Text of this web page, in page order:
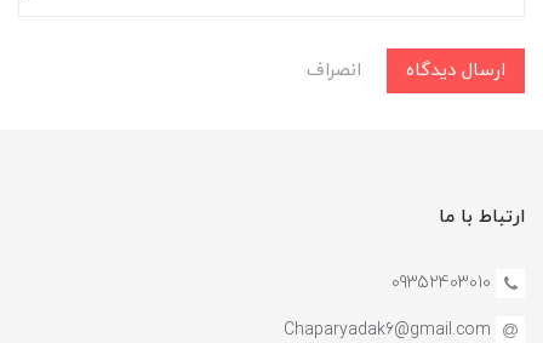
ارسال دیدگاه انصراف
ارتباط با ما
09352403010
Chaparyadak6@gmail.com